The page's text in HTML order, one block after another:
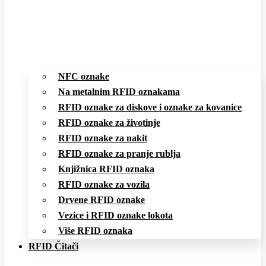
NFC oznake
Na metalnim RFID oznakama
RFID oznake za diskove i oznake za kovanice
RFID oznake za životinje
RFID oznake za nakit
RFID oznake za pranje rublja
Knjižnica RFID oznaka
RFID oznake za vozila
Drvene RFID oznake
Vezice i RFID oznake lokota
Više RFID oznaka
RFID Čitači